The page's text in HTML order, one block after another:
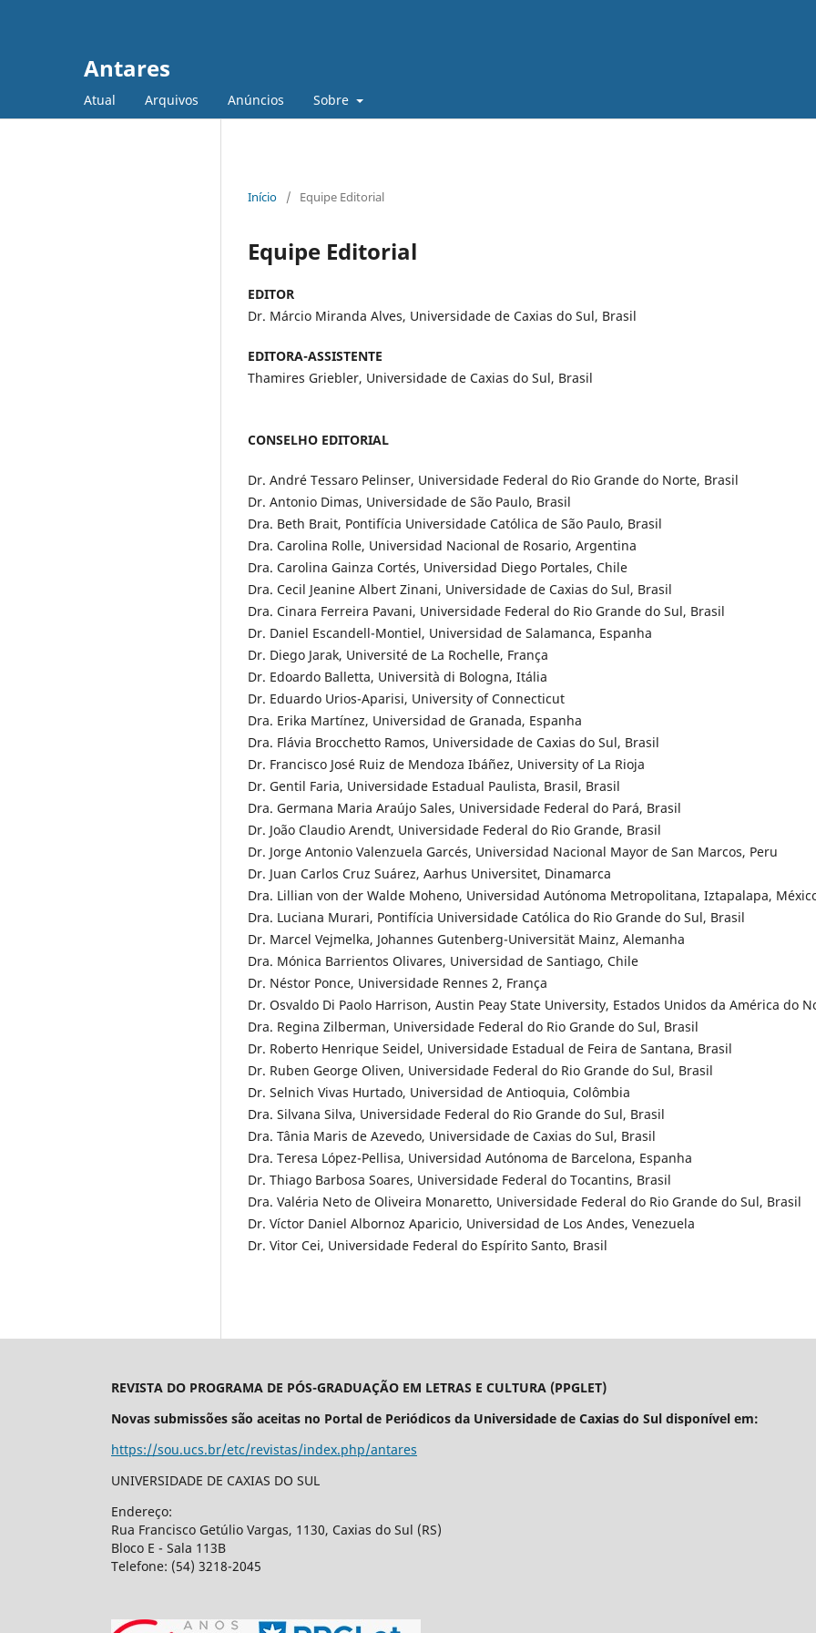
Antares
Atual Arquivos Anúncios Sobre
Início / Equipe Editorial
Equipe Editorial
EDITOR
Dr. Márcio Miranda Alves, Universidade de Caxias do Sul, Brasil
EDITORA-ASSISTENTE
Thamires Griebler, Universidade de Caxias do Sul, Brasil
CONSELHO EDITORIAL
Dr. André Tessaro Pelinser, Universidade Federal do Rio Grande do Norte, Brasil
Dr. Antonio Dimas, Universidade de São Paulo, Brasil
Dra. Beth Brait, Pontifícia Universidade Católica de São Paulo, Brasil
Dra. Carolina Rolle, Universidad Nacional de Rosario, Argentina
Dra. Carolina Gainza Cortés, Universidad Diego Portales, Chile
Dra. Cecil Jeanine Albert Zinani, Universidade de Caxias do Sul, Brasil
Dra. Cinara Ferreira Pavani, Universidade Federal do Rio Grande do Sul, Brasil
Dr. Daniel Escandell-Montiel, Universidad de Salamanca, Espanha
Dr. Diego Jarak, Université de La Rochelle, França
Dr. Edoardo Balletta, Università di Bologna, Itália
Dr. Eduardo Urios-Aparisi, University of Connecticut
Dra. Erika Martínez, Universidad de Granada, Espanha
Dra. Flávia Brocchetto Ramos, Universidade de Caxias do Sul, Brasil
Dr. Francisco José Ruiz de Mendoza Ibáñez, University of La Rioja
Dr. Gentil Faria, Universidade Estadual Paulista, Brasil, Brasil
Dra. Germana Maria Araújo Sales, Universidade Federal do Pará, Brasil
Dr. João Claudio Arendt, Universidade Federal do Rio Grande, Brasil
Dr. Jorge Antonio Valenzuela Garcés, Universidad Nacional Mayor de San Marcos, Peru
Dr. Juan Carlos Cruz Suárez, Aarhus Universitet, Dinamarca
Dra. Lillian von der Walde Moheno, Universidad Autónoma Metropolitana, Iztapalapa,
Dra. Luciana Murari, Pontifícia Universidade Católica do Rio Grande do Sul, Brasil
Dr. Marcel Vejmelka, Johannes Gutenberg-Universität Mainz, Alemanha
Dra. Mónica Barrientos Olivares, Universidad de Santiago, Chile
Dr. Néstor Ponce, Universidade Rennes 2, França
Dr. Osvaldo Di Paolo Harrison, Austin Peay State University, Estados Unidos da América do
Dra. Regina Zilberman, Universidade Federal do Rio Grande do Sul, Brasil
Dr. Roberto Henrique Seidel, Universidade Estadual de Feira de Santana, Brasil
Dr. Ruben George Oliven, Universidade Federal do Rio Grande do Sul, Brasil
Dr. Selnich Vivas Hurtado, Universidad de Antioquia, Colômbia
Dra. Silvana Silva, Universidade Federal do Rio Grande do Sul, Brasil
Dra. Tânia Maris de Azevedo, Universidade de Caxias do Sul, Brasil
Dra. Teresa López-Pellisa, Universidad Autónoma de Barcelona, Espanha
Dr. Thiago Barbosa Soares, Universidade Federal do Tocantins, Brasil
Dra. Valéria Neto de Oliveira Monaretto, Universidade Federal do Rio Grande do Sul, Brasil
Dr. Víctor Daniel Albornoz Aparicio, Universidad de Los Andes, Venezuela
Dr. Vitor Cei, Universidade Federal do Espírito Santo, Brasil
REVISTA DO PROGRAMA DE PÓS-GRADUAÇÃO EM LETRAS E CULTURA (PPGLET)
Novas submissões são aceitas no Portal de Periódicos da Universidade de Caxias do Sul disponível em:
https://sou.ucs.br/etc/revistas/index.php/antares
UNIVERSIDADE DE CAXIAS DO SUL
Endereço:
Rua Francisco Getúlio Vargas, 1130, Caxias do Sul (RS)
Bloco E - Sala 113B
Telefone: (54) 3218-2045